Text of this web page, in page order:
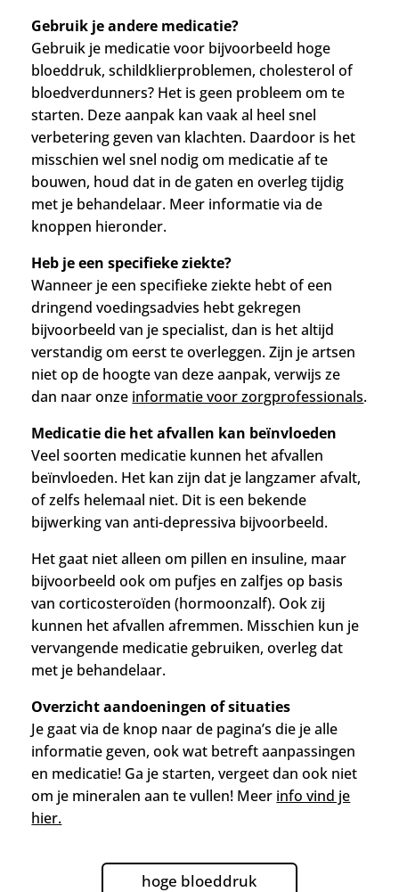
Gebruik je andere medicatie?
Gebruik je medicatie voor bijvoorbeeld hoge
bloeddruk, schildklierproblemen, cholesterol of
bloedverdunners? Het is geen probleem om te
starten. Deze aanpak kan vaak al heel snel
verbetering geven van klachten. Daardoor is het
misschien wel snel nodig om medicatie af te
bouwen, houd dat in de gaten en overleg tijdig
met je behandelaar. Meer informatie via de
knoppen hieronder.
Heb je een specifieke ziekte?
Wanneer je een specifieke ziekte hebt of een
dringend voedingsadvies hebt gekregen
bijvoorbeeld van je specialist, dan is het altijd
verstandig om eerst te overleggen.Zijn je artsen
niet op de hoogte van deze aanpak, verwijs ze
dan naar onze informatie voor zorgprofessionals.
Medicatie die het afvallen kan beïnvloeden
Veel soorten medicatie kunnen het afvallen
beïnvloeden. Het kan zijn dat je langzamer afvalt,
of zelfs helemaal niet. Dit is een bekende
bijwerking van anti-depressiva bijvoorbeeld.
Het gaat niet alleen om pillen en insuline, maar
bijvoorbeeld ook om pufjes en zalfjes op basis
van corticosteroïden (hormoonzalf). Ook zij
kunnen het afvallen afremmen. Misschien kun je
vervangende medicatie gebruiken, overleg dat
met je behandelaar.
Overzicht aandoeningen of situaties
Je gaat via de knop naar de pagina’s die je alle
informatie geven, ook wat betreft aanpassingen
en medicatie! Ga je starten, vergeet dan ook niet
om je mineralen aan te vullen! Meer info vind je
hier.
hoge bloeddruk